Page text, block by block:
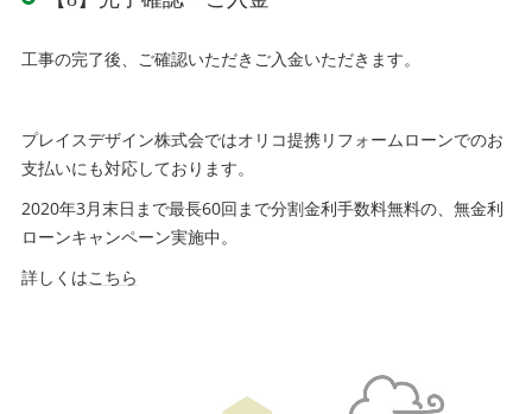
工事の完了後、ご確認いただきご入金いただきます。
プレイスデザイン株式会ではオリコ提携リフォームローンでのお
支払いにも対応しております。
2020年3月末日まで最長60回まで分割金利手数料無料の、無金利
ローンキャンペーン実施中。
詳しくはこちら